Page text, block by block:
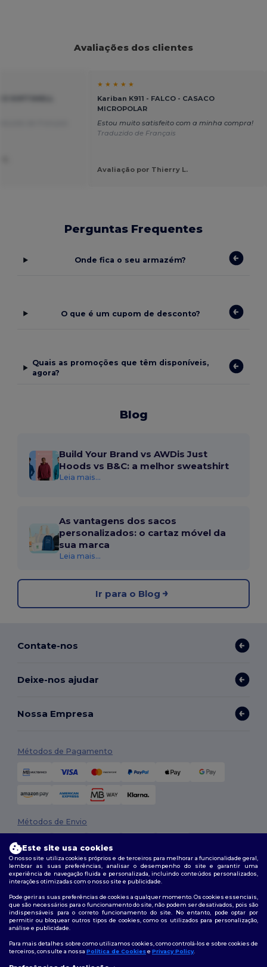
Avaliações dos clientes
★ ★ ★ ★ ★
Kariban K911 - FALCO - CASACO
MICROPOLAR
Estou muito satisfeito com a minha compra!
Traduzido de Français
Avaliação por Thierry L.
Perguntas Frequentes
Onde fica o seu armazém?
O que é um cupom de desconto?
Quais as promoções que têm disponíveis,
agora?
Blog
Build Your Brand vs AWDis Just
Hoods vs B&C: a melhor sweatshirt
Leia mais...
As vantagens dos sacos
personalizados: o cartaz móvel da
sua marca
Leia mais...
Ir para o Blog
Contate-nos
Deixe-nos ajudar
Nossa Empresa
Métodos de Pagamento
Métodos de Envio
2026. Todos os direitos reservados
Siga-nos
Este site usa cookies
O nosso site utiliza cookies próprios e de terceiros para melhorar a funcionalidade geral,
lembrar as suas preferências, analisar o desempenho do site e garantir uma
experiência de navegação fluida e personalizada, incluindo conteúdos personalizados,
interações otimizadas com o nosso site e publicidade.
Pode gerir as suas preferências de cookies a qualquer momento. Os cookies essenciais,
que são necessários para o funcionamento do site, não podem ser desativados, pois são
indispensáveis para o correto funcionamento do site. No entanto, pode optar por
permitir ou bloquear outros tipos de cookies, como os utilizados para personalização,
análise e publicidade.
Para mais detalhes sobre como utilizamos cookies, como controlá-los e sobre cookies de
terceiros, consulte a nossa Política de Cookiese Privacy Policy.